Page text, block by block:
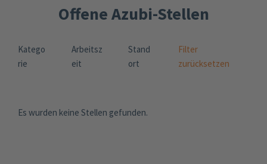
Offene Azubi-Stellen
Katego
rie
Arbeitsz
eit
Stand
ort
Filter
zurücksetzen
Es wurden keine Stellen gefunden.